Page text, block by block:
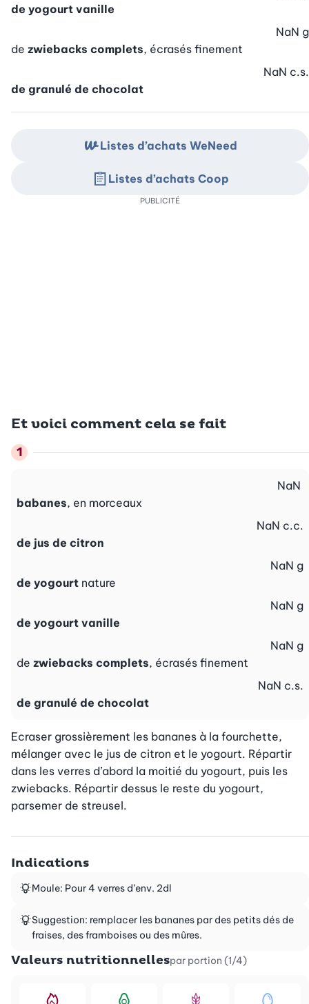
de yogourt vanille
de zwiebacks complets, écrasés finement
NaN g
de granulé de chocolat
NaN c.s.
Et voici comment cela se fait
babanes, en morceaux
NaN
de jus de citron
NaN c.c.
de yogourt nature
NaN g
de yogourt vanille
NaN g
de zwiebacks complets, écrasés finement
NaN g
de granulé de chocolat
NaN c.s.
Ecraser grossièrement les bananes à la fourchette,
mélanger avec le jus de citron et le yogourt. Répartir
dans les verres d’abord la moitié du yogourt, puis les
zwiebacks. Répartir dessus le reste du yogourt,
parsemer de streusel.
Listes d’achats WeNeed
Listes d’achats Coop
PUBLICITÉ
Indications
Moule: Pour 4 verres d’env. 2dl
Suggestion: remplacer les bananes par des petits dés de
fraises, des framboises ou des mûres.
Valeurs nutritionnellespar portion (1/4)